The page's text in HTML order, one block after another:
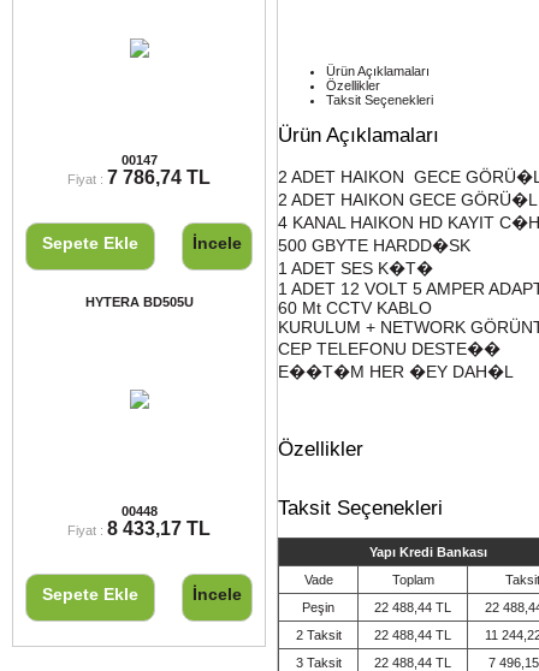
00147
Fiyat : 7 786,74 TL
Sepete Ekle İncele
HYTERA BD505U
00448
Fiyat : 8 433,17 TL
Sepete Ekle İncele
Ürün Açıklamaları
Özellikler
Taksit Seçenekleri
Ürün Açıklamaları
2 ADET HAIKON GECE
2 ADET HAIKON GECE
4 KANAL HAIKON HD KAYIT
500 GBYTE HARDD�SK
1 ADET SES K�T�
1 ADET 12 VOLT 5 AMPER
60 Mt CCTV KABLO
KURULUM + NETWORK
CEP TELEFONU DESTE��
E��T�M HER �EY DAH�L
Özellikler
Taksit Seçenekleri
Yapı Kredi Bankası
Vade
Toplam
Taksit
Peşin
22 488,44 TL
22
2 Taksit
22 488,44 TL
11
3 Taksit
22 488,44 TL
7